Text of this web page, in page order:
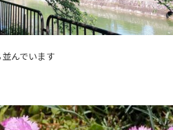
んでいます